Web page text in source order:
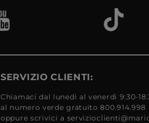
SERVIZIO CLIENTI:
Chiamaci dal lunedì al venerdì 9:30-
al numero verde gratuito 800.914.998
oppure scrivici a